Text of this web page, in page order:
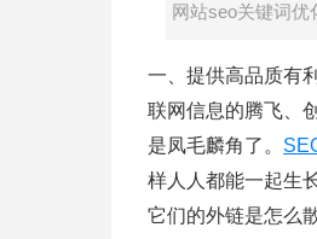
网站seo关键词优
一、提供高品质有
联网信息的腾飞、
是凤毛麟角了。
样人人都能一起生
它们的外链是怎么